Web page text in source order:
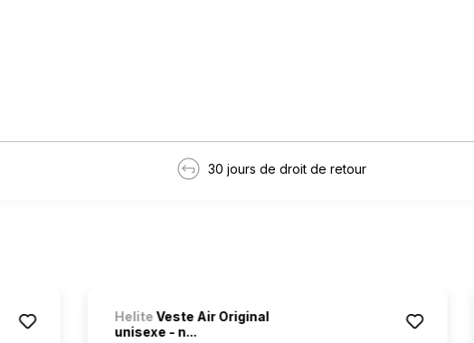
30 jours de droit de retour
HeliteVeste Air Original
unisexe - n...